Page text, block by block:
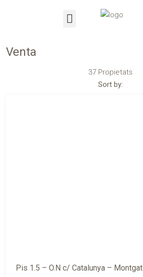
Venta
37 Propietats
Sort by:
Pis 1.5 – O.N c/ Catalunya – Montgat